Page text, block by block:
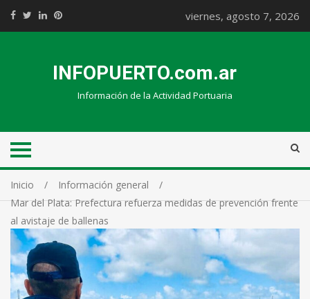
viernes, agosto 7, 2026
INFOPUERTO.com.ar
Información de la Actividad Portuaria
Inicio
Información general
Mar del Plata: Prefectura refuerza medidas de prevención frente
al avistaje de ballenas